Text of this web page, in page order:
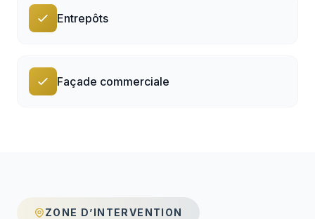
Entrepôts
Façade commerciale
ZONE D’INTERVENTION